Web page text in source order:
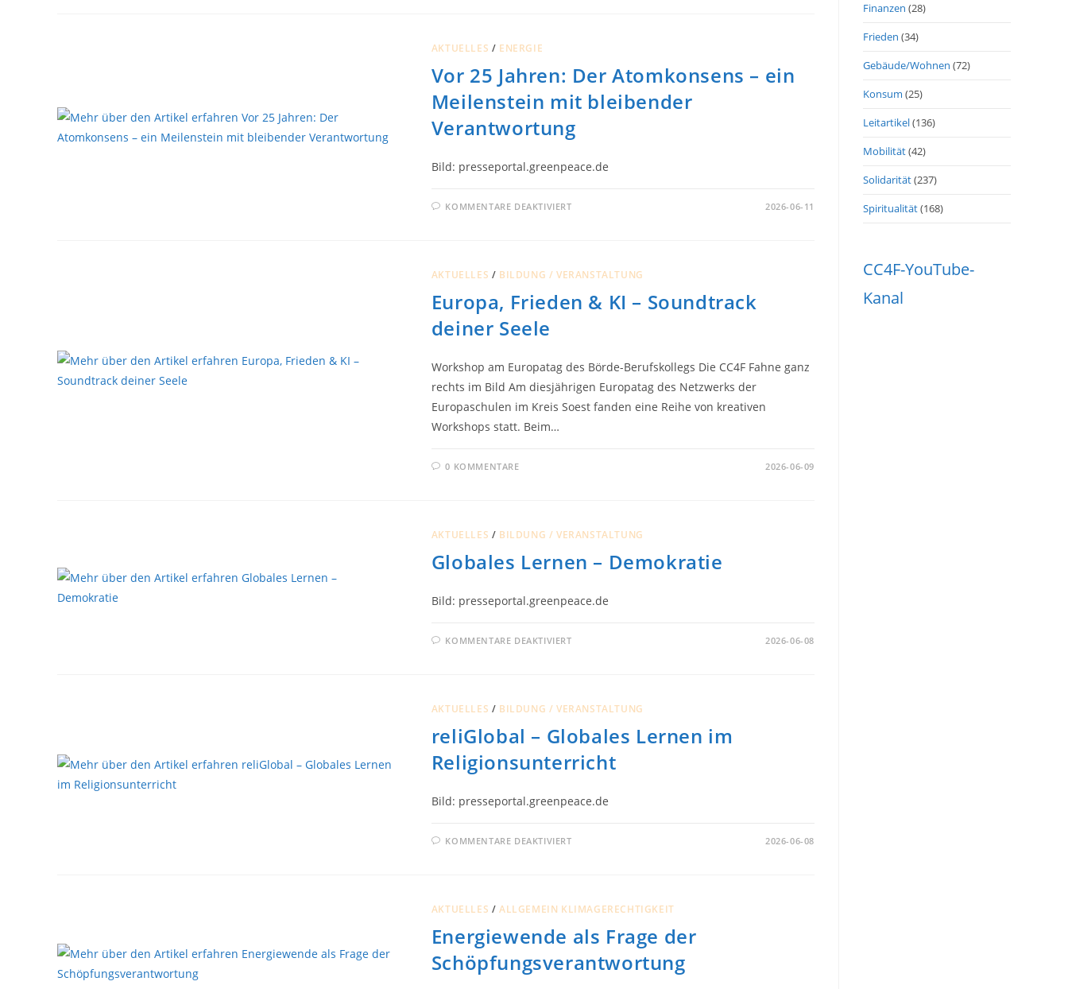
AKTUELLES / ENERGIE
Vor 25 Jahren: Der Atomkonsens – ein
Meilenstein mit bleibender
Verantwortung
Bild: presseportal.greenpeace.de
KOMMENTARE DEAKTIVIERTFÜR
–
EIN
MIT
BLEIBENDER
2026-06-11
AKTUELLES / BILDUNG / VERANSTALTUNG
Europa, Frieden & KI – Soundtrack
deiner Seele
Workshop am Europatag des Börde-Berufskollegs Die CC4F Fahne ganz
rechts im Bild Am diesjährigen Europatag des Netzwerks der
Europaschulen im Kreis Soest fanden eine Reihe von kreativen
Workshops statt. Beim…
0 KOMMENTARE 2026-06-09
AKTUELLES / BILDUNG / VERANSTALTUNG
Globales Lernen – Demokratie
Bild: presseportal.greenpeace.de
KOMMENTARE DEAKTIVIERTFÜR 2026-06-08
AKTUELLES / BILDUNG / VERANSTALTUNG
reliGlobal – Globales Lernen im
Religionsunterricht
Bild: presseportal.greenpeace.de
KOMMENTARE DEAKTIVIERTFÜR
RELIGIONSUNTERRICHT
2026-06-08
AKTUELLES /ALLGEMEIN KLIMAGERECHTIGKEIT
Energiewende als Frage der
Schöpfungsverantwortung
Finanzen (28)
Frieden (34)
Gebäude/Wohnen (72)
Konsum (25)
Leitartikel(136)
Mobilität(42)
Solidarität(237)
Spiritualität(168)
CC4F-YouTube-
Kanal